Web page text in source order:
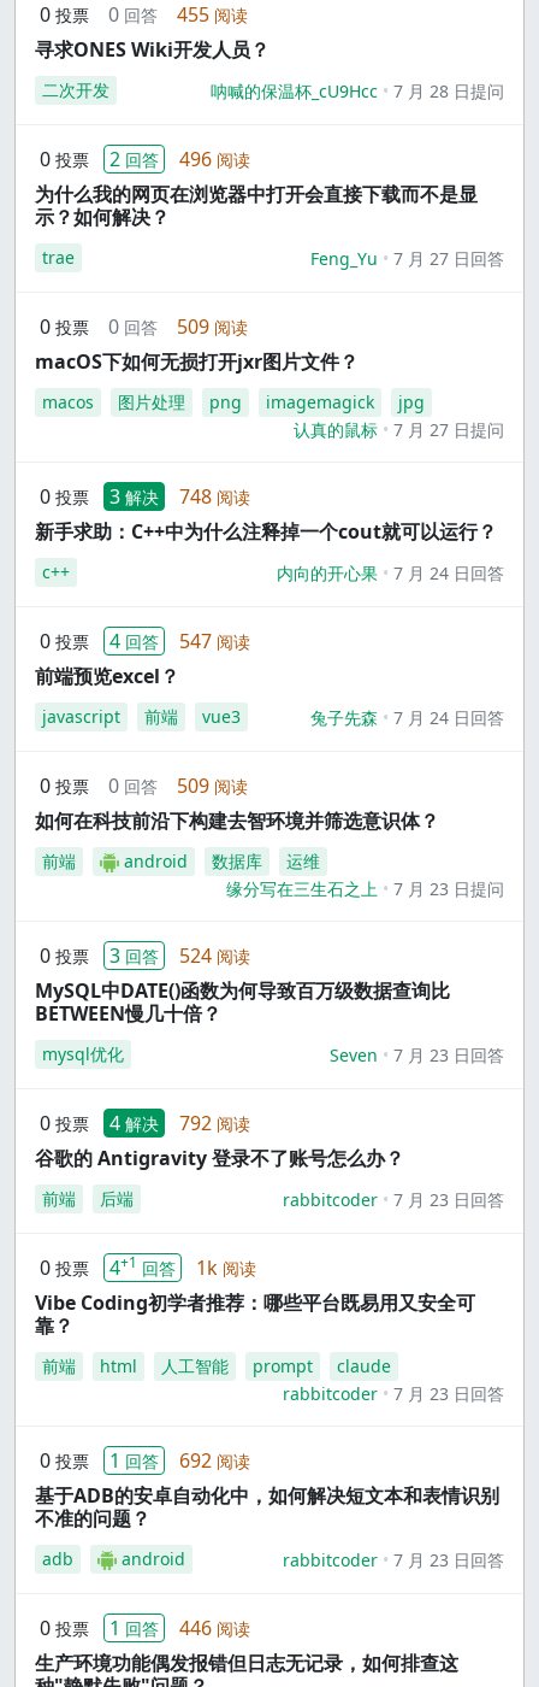
0 投票 0 回答 455 阅读
寻求ONES Wiki开发人员？
二次开发 呐喊的保温杯_cU9Hcc 7 月 28 日提问
0 投票 2 回答 496 阅读
为什么我的网页在浏览器中打开会直接下载而不是显
示？如何解决？
trae Feng_Yu 7 月 27 日回答
0 投票 0 回答 509 阅读
macOS下如何无损打开jxr图片文件？
macos 图片处理 png imagemagick
jpg
认真的鼠标
7 月 27 日提问
0 投票 3 解决 748 阅读
新手求助：C++中为什么注释掉一个cout就可以运行？
c++ 内向的开心果 7 月 24 日回答
0 投票 4 回答 547 阅读
前端预览excel？
javascript 前端 vue3 兔子先森 7 月 24 日回答
0 投票 0 回答 509 阅读
如何在科技前沿下构建去智环境并筛选意识体？
前端 android 数据库
运维
缘分写在三生石之上
7 月 23 日提问
0 投票 3 回答 524 阅读
MySQL中DATE()函数为何导致百万级数据查询比
BETWEEN慢几十倍？
mysql优化 Seven 7 月 23 日回答
0 投票 4 解决 792 阅读
谷歌的 Antigravity 登录不了账号怎么办？
前端 后端 rabbitcoder 7 月 23 日回答
0 投票 4+1 回答 1k 阅读
Vibe Coding初学者推荐：哪些平台既易用又安全可
靠？
前端 html 人工智能 prompt
claude
rabbitcoder
7 月 23 日回答
0 投票 1 回答 692 阅读
基于ADB的安卓自动化中，如何解决短文本和表情识别
不准的问题？
adb android rabbitcoder 7 月 23 日回答
0 投票 1 回答 446 阅读
生产环境功能偶发报错但日志无记录，如何排查这